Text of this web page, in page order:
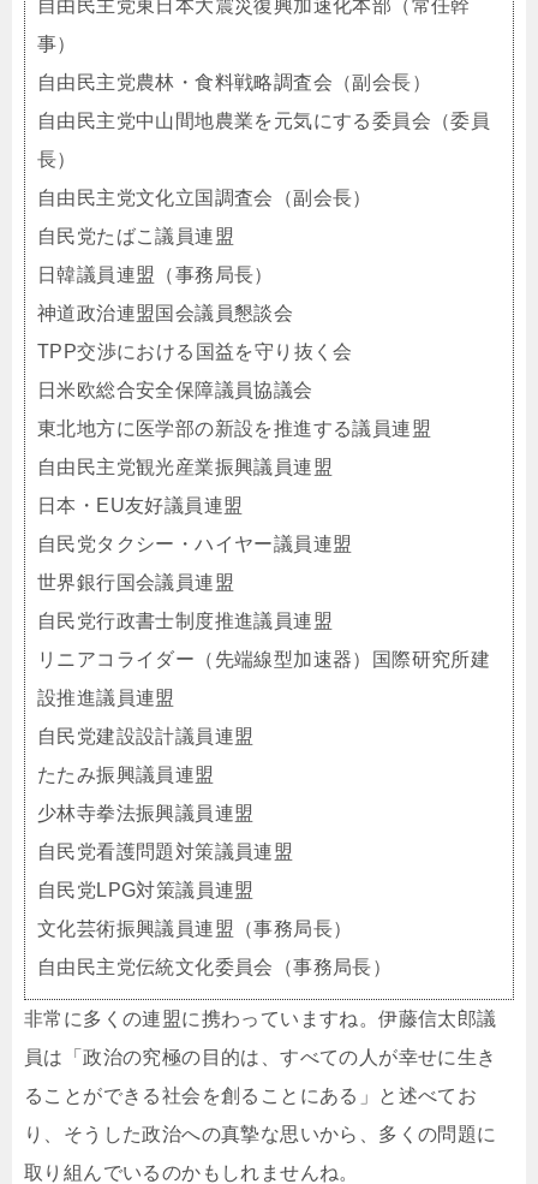
自由民主党東日本大震災復興加速化本部（常任幹
事）
自由民主党農林・食料戦略調査会（副会長）
自由民主党中山間地農業を元気にする委員会（委員
長）
自由民主党文化立国調査会（副会長）
自民党たばこ議員連盟
日韓議員連盟（事務局長）
神道政治連盟国会議員懇談会
TPP交渉における国益を守り抜く会
日米欧総合安全保障議員協議会
東北地方に医学部の新設を推進する議員連盟
自由民主党観光産業振興議員連盟
日本・EU友好議員連盟
自民党タクシー・ハイヤー議員連盟
世界銀行国会議員連盟
自民党行政書士制度推進議員連盟
リニアコライダー（先端線型加速器）国際研究所建
設推進議員連盟
自民党建設設計議員連盟
たたみ振興議員連盟
少林寺拳法振興議員連盟
自民党看護問題対策議員連盟
自民党LPG対策議員連盟
文化芸術振興議員連盟（事務局長）
自由民主党伝統文化委員会（事務局長）
非常に多くの連盟に携わっていますね。伊藤信太郎議
員は「政治の究極の目的は、すべての人が幸せに生き
ることができる社会を創ることにある」と述べてお
り、そうした政治への真摯な思いから、多くの問題に
取り組んでいるのかもしれませんね。